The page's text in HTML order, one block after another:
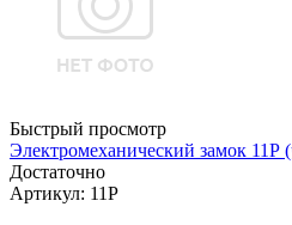
Быстрый просмотр
Электромеханический замок 11Р
Достаточно
Артикул: 11Р